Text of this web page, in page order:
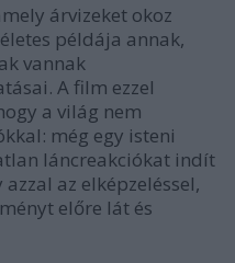
árvizeket okoz
példája annak,
vannak
A film ezzel
a világ nem
még egy isteni
láncreakciókat indít
az elképzeléssel,
előre lát és